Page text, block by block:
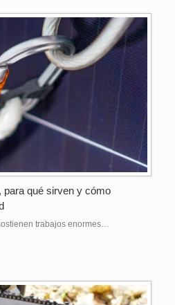
para qué sirven y cómo
trabajos enormes…